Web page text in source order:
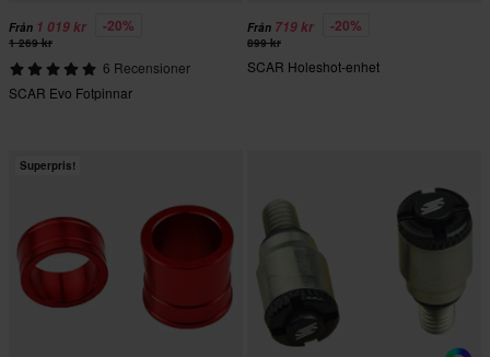
Från 1 019 kr -20%
1 269 kr
6 Recensioner
SCAR Evo Fotpinnar
Från 719 kr -20%
899 kr
SCAR Holeshot-enhet
Superpris!